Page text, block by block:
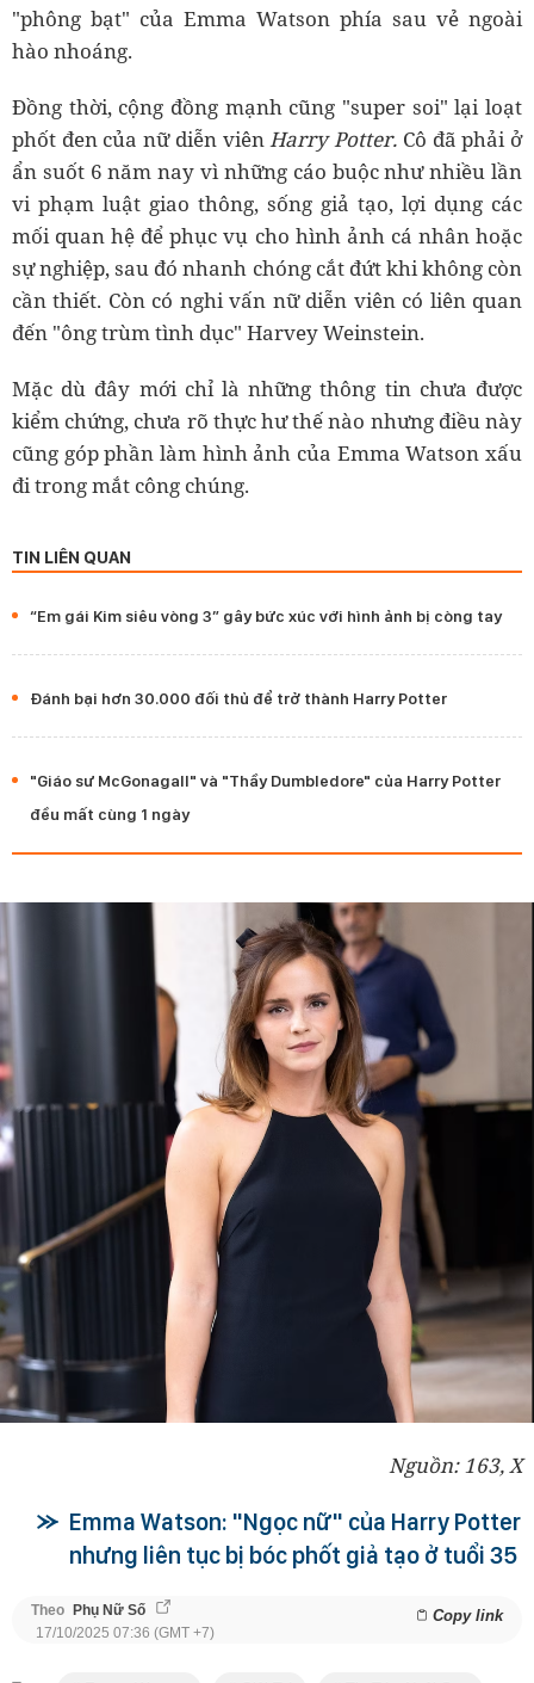
"phông bạt" của Emma Watson phía sau vẻ ngoài
hào nhoáng.
Đồng thời, cộng đồng mạnh cũng "super soi" lại loạt
phốt đen của nữ diễn viên Harry Potter. Cô đã phải ở
ẩn suốt 6 năm nay vì những cáo buộc như nhiều lần
vi phạm luật giao thông, sống giả tạo, lợi dụng các
mối quan hệ để phục vụ cho hình ảnh cá nhân hoặc
sự nghiệp, sau đó nhanh chóng cắt đứt khi không còn
cần thiết. Còn có nghi vấn nữ diễn viên có liên quan
đến "ông trùm tình dục" Harvey Weinstein.
Mặc dù đây mới chỉ là những thông tin chưa được
kiểm chứng, chưa rõ thực hư thế nào nhưng điều này
cũng góp phần làm hình ảnh của Emma Watson xấu
đi trong mắt công chúng.
TIN LIÊN QUAN
“Em gái Kim siêu vòng 3” gây bức xúc với hình ảnh bị còng tay
Đánh bại hơn 30.000 đối thủ để trở thành Harry Potter
"Giáo sư McGonagall" và "Thầy Dumbledore" của Harry Potter
đều mất cùng 1 ngày
Nguồn: 163, X
Emma Watson: "Ngọc nữ" của Harry Potter
nhưng liên tục bị bóc phốt giả tạo ở tuổi 35
Theo Phụ Nữ Số Copy link
17/10/2025 07:36 (GMT +7)